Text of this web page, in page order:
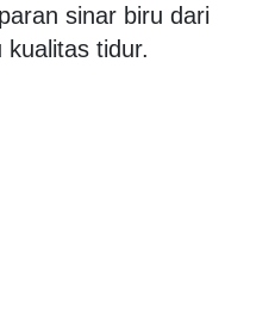
sinar biru dari
kualitas tidur.